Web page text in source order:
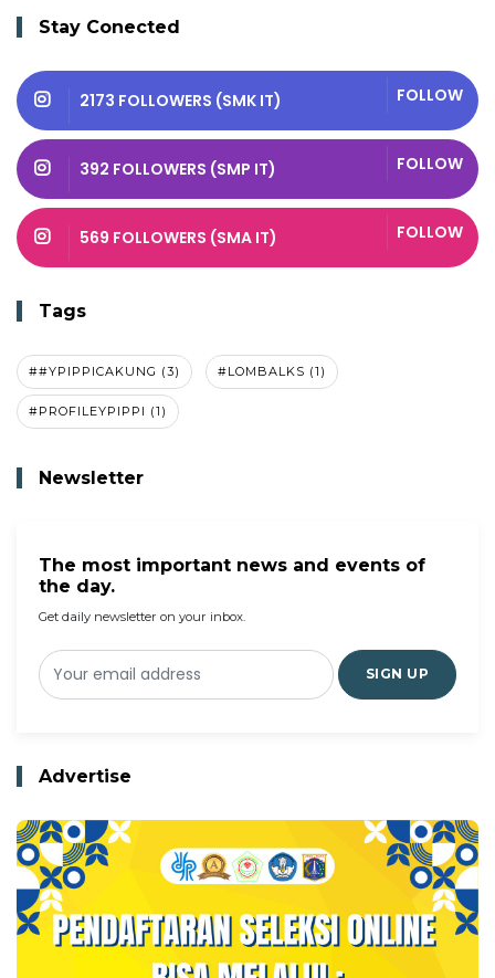
Stay Conected
2173 FOLLOWERS (SMK IT) FOLLOW
392 FOLLOWERS (SMP IT) FOLLOW
569 FOLLOWERS (SMA IT) FOLLOW
Tags
##YPIPPICAKUNG (3) #LOMBALKS (1)
#PROFILEYPIPPI (1)
Newsletter
The most important news and events of
the day.
Get daily newsletter on your inbox.
SIGN UP
Advertise